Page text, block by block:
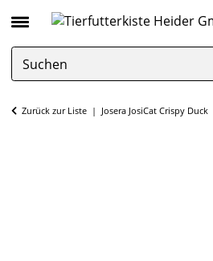
Zurück zur Liste Josera JosiCat Crispy Duck